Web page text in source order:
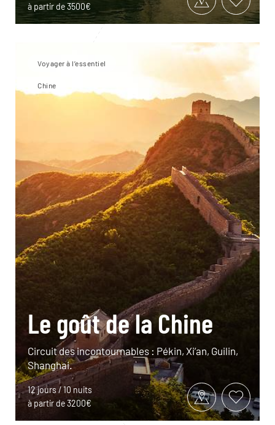
à partir de 3500€
Voyager à l’essentiel
Chine
Le goût de la Chine
Circuit des incontournables : Pékin, Xi’an, Guilin,
Shanghai.
12 jours / 10 nuits
à partir de 3200€